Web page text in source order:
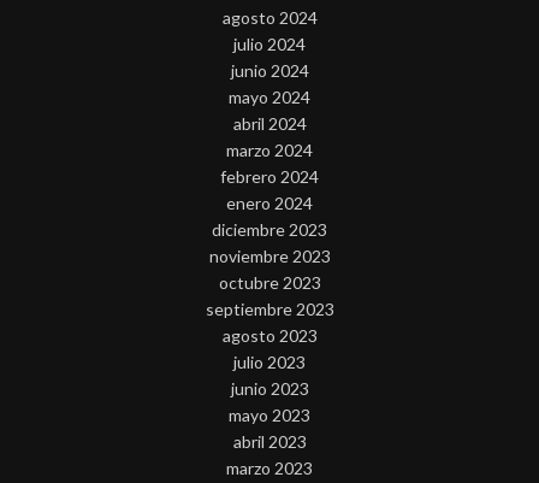
agosto 2024
julio 2024
junio 2024
mayo 2024
abril 2024
marzo 2024
febrero 2024
enero 2024
diciembre 2023
noviembre 2023
octubre 2023
septiembre 2023
agosto 2023
julio 2023
junio 2023
mayo 2023
abril 2023
marzo 2023